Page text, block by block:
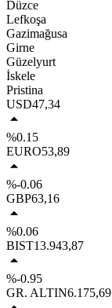
Düzce
Lefkoşa
Gazimağusa
Girne
Güzelyurt
İskele
Pristina
USD47,34
%0.15
EURO53,89
%-0.06
GBP63,16
%0.06
BIST13.943,87
%-0.95
GR. ALTIN6.175,69